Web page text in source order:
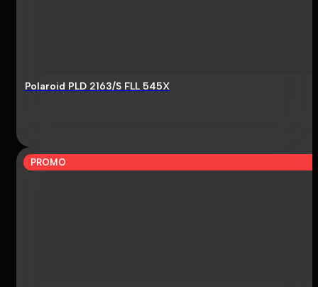
Polaroid PLD 2163/S FLL 545X
PROMO